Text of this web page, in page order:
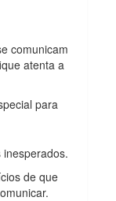
comunicam
atenta a
para
de que